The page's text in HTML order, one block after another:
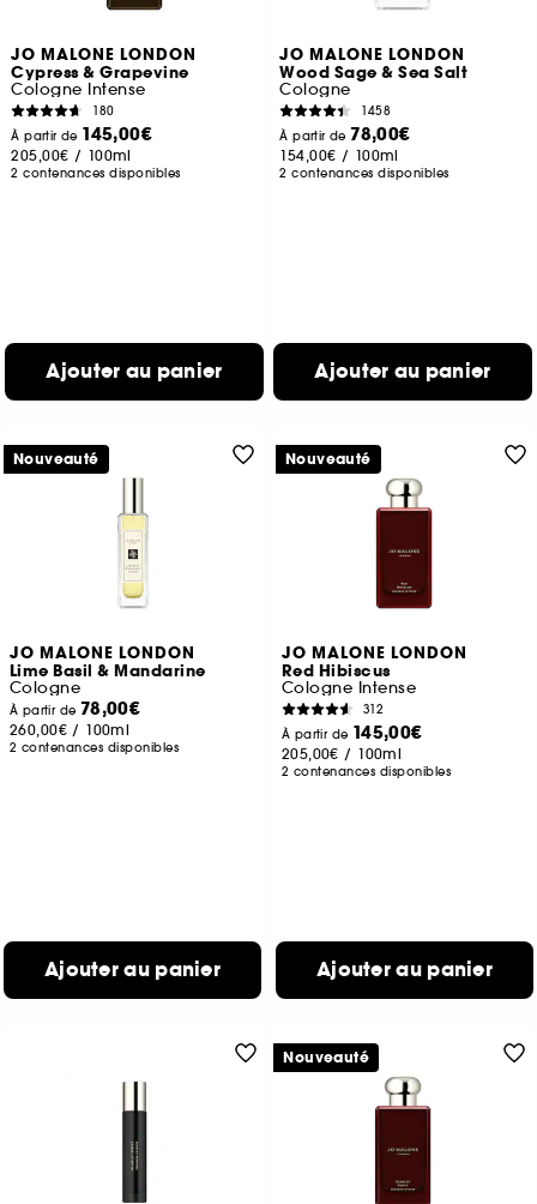
JO MALONE LONDON
Cypress & Grapevine
Cologne Intense
180
À partir de 145,00€
205,00€ / 100ml
2 contenances disponibles
Ajouter au panier
JO MALONE LONDON
Wood Sage & Sea Salt
Cologne
1458
À partir de 78,00€
154,00€ / 100ml
2 contenances disponibles
Ajouter au panier
JO MALONE LONDON
Lime Basil & Mandarine
Cologne
À partir de 78,00€
260,00€ / 100ml
2 contenances disponibles
Ajouter au panier
Nouveauté
JO MALONE LONDON
Red Hibiscus
Cologne Intense
312
À partir de 145,00€
205,00€ / 100ml
2 contenances disponibles
Ajouter au panier
Nouveauté
Nouveauté